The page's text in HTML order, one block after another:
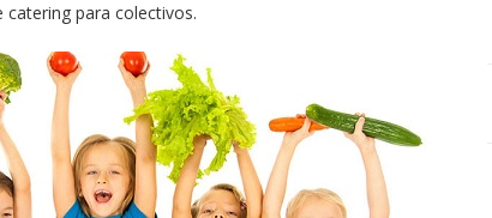
para colectivos.